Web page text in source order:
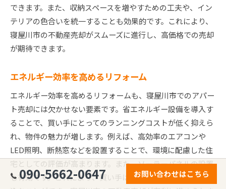
できます。また、収納スペースを増やすための工夫や、イン
テリアの色合いを統一することも効果的です。これにより、
寝屋川市の不動産売却がスムーズに進行し、高価格での売却
が期待できます。
エネルギー効率を高めるリフォーム
エネルギー効率を高めるリフォームも、寝屋川市でのアパー
ト売却には欠かせない要素です。省エネルギー設備を導入す
ることで、買い手にとってのランニングコストが低く抑えら
れ、物件の魅力が増します。例えば、高効率のエアコンや
LED照明、断熱窓などを設置することで、環境に配慮した住
宅としての評価が高まります。また、ソーラーパネルの設置
も有効です。これにより、買い手は長期的なコスト削減を見
090-5662-0647 お問い合わせはこちら